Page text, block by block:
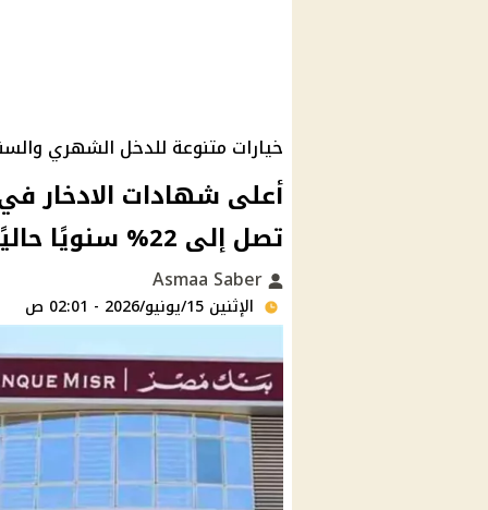
خيارات متنوعة للدخل الشهري
أعلى شهادات الادخار
تصل إلى 22% سنويًا حاليًا
الإثنين 15/يونيو/2026 - 02:01 ص